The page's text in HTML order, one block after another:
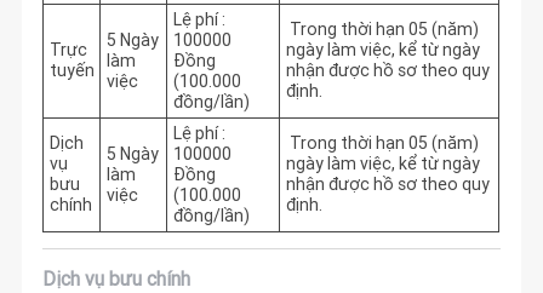
Trực
tuyến
5 Ngày
làm
việc
Lệ phí :
100000
Đồng
(100.000
đồng/lần)
ngày làm việc, kể từ ngày
nhận được hồ sơ theo quy
định.
Dịch
vụ
bưu
chính
5 Ngày
làm
việc
Lệ phí :
100000
Đồng
(100.000
đồng/lần)
ngày làm việc, kể từ ngày
nhận được hồ sơ theo quy
định.
Dịch vụ bưu chính